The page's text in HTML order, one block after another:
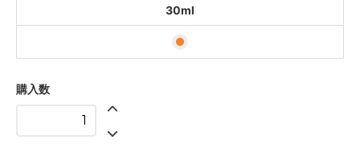
30ml
購入数